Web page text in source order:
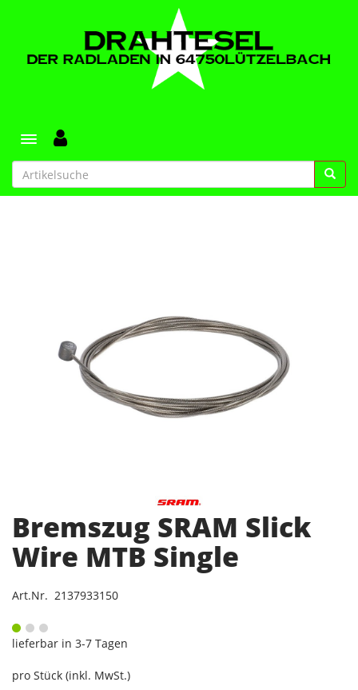
Toggle navigation
Bremszug SRAM Slick
Wire MTB Single
Art.Nr. 2137933150
lieferbar in 3-7 Tagen
pro Stück (inkl. MwSt.)